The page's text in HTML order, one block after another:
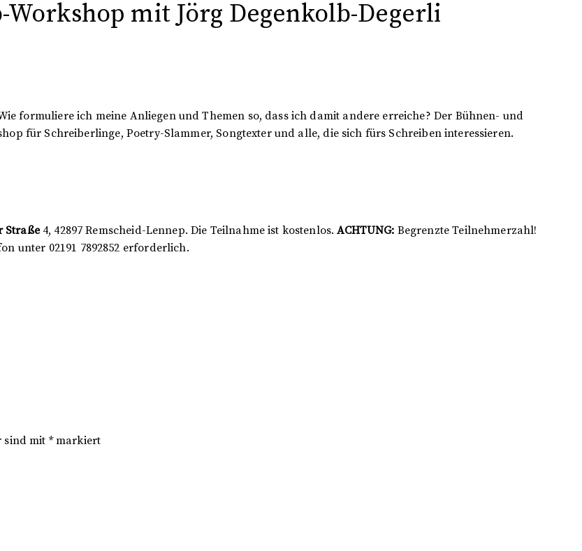
Workshop mit Jörg Degenkolb-Degerli
formuliere ich meine Anliegen und Themen so, dass ich damit andere erreiche? Der Bühnen- und
für Schreiberlinge, Poetry-Slammer, Songtexter und alle, die sich fürs Schreiben interessieren.
Straße4, 42897 Remscheid-Lennep. Die Teilnahme ist kostenlos.ACHTUNG: Begrenzte Teilnehmerzahl!
unter 02191 7892852 erforderlich.
sind mit *markiert